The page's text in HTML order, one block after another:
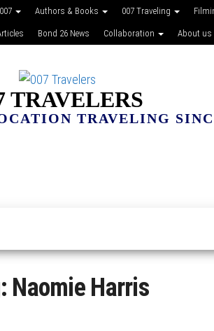
Authors & Books 007 Traveling
Bond 26 News Collaboration About us
TRAVELERS
TRAVELING
Naomie Harris